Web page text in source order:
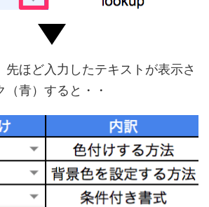
ほど入力したテキストが表示さ
青）すると・・